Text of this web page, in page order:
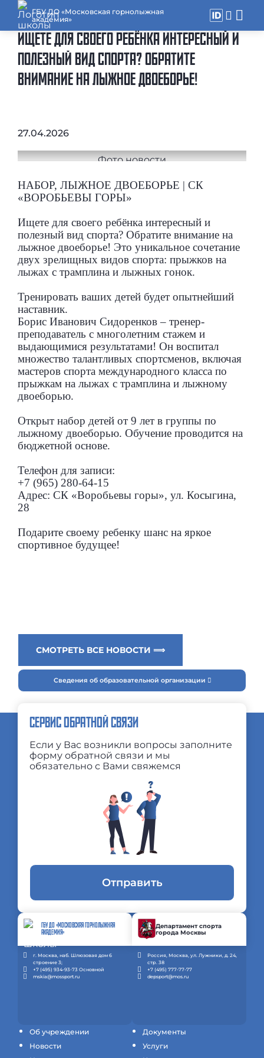
ГБУ ДО «Московская горнолыжная
академия»
ИЩЕТЕ ДЛЯ СВОЕГО РЕБЁНКА ИНТЕРЕСНЫЙ И
ПОЛЕЗНЫЙ ВИД СПОРТА? ОБРАТИТЕ
ВНИМАНИЕ НА ЛЫЖНОЕ ДВОЕБОРЬЕ!
27.04.2026
НАБОР, ЛЫЖНОЕ ДВОЕБОРЬЕ | СК
«ВОРОБЬЕВЫ ГОРЫ»
Ищете для своего ребёнка интересный и
полезный вид спорта? Обратите внимание на
лыжное двоеборье! Это уникальное сочетание
двух зрелищных видов спорта: прыжков на
лыжах с трамплина и лыжных гонок.
Тренировать ваших детей будет опытнейший
наставник.
Борис Иванович Сидоренков – тренер-
преподаватель с многолетним стажем и
выдающимися результатами! Он воспитал
множество талантливых спортсменов, включая
мастеров спорта международного класса по
прыжкам на лыжах с трамплина и лыжному
двоеборью.
Открыт набор детей от 9 лет в группы по
лыжному двоеборью. Обучение проводится на
бюджетной основе.
Телефон для записи:
+7 (965) 280-64-15
Адрес: СК «Воробьевы горы», ул. Косыгина,
28
Подарите своему ребенку шанс на яркое
спортивное будущее!
СМОТРЕТЬ ВСЕ НОВОСТИ ⟹
Сведения об образовательной организации
Об учреждении
Новости
Документы
Услуги
СЕРВИС ОБРАТНОЙ СВЯЗИ
Если у Вас возникли вопросы заполните
форму обратной связи и мы
обязательно с Вами свяжемся
Отправить
ГБУ ДО «МОСКОВСКАЯ ГОРНОЛЫЖНАЯ
АКАДЕМИЯ»
г. Москва, наб. Шлюзовая дом 6
строение 3;
+7 (495) 934-93-73 Основной
mskia@mossport.ru
Департамент спорта
города Москвы
Россия, Москва, ул. Лужники, д. 24,
стр. 38
+7 (495) 777-77-77
depsport@mos.ru